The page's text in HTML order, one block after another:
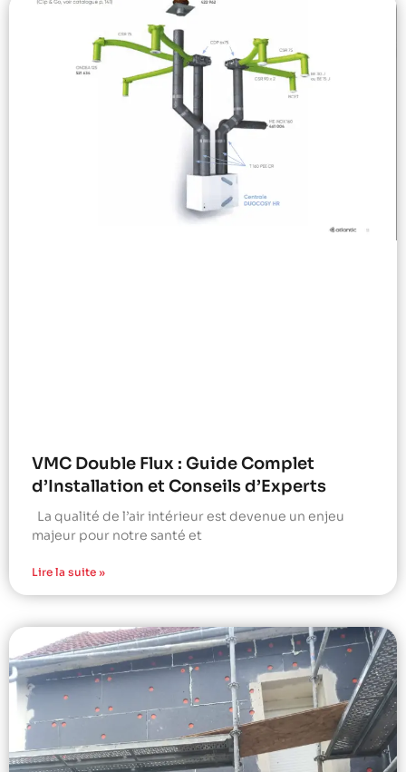
VMC Double Flux : Guide Complet
d’Installation et Conseils d’Experts
La qualité de l’air intérieur est devenue un enjeu
majeur pour notre santé et
Lire la suite »